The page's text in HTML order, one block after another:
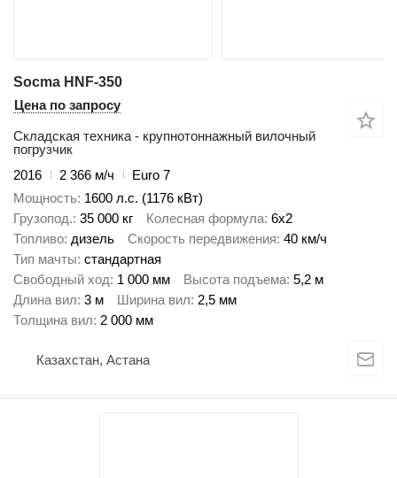
Socma HNF-350
Цена по запросу
Складская техника - крупнотоннажный вилочный
погрузчик
2016
2 366 м/ч
Euro 7
Мощность 1600 л.с. (1176 кВт)
Грузопод. 35 000 кг Колесная формула 6x2
Топливо дизель Скорость передвижения 40 км/ч
Тип мачты стандартная
Свободный ход 1 000 мм Высота подъема 5,2 м
Длина вил 3 м Ширина вил 2,5 мм
Толщина вил 2 000 мм
Казахстан, Астана